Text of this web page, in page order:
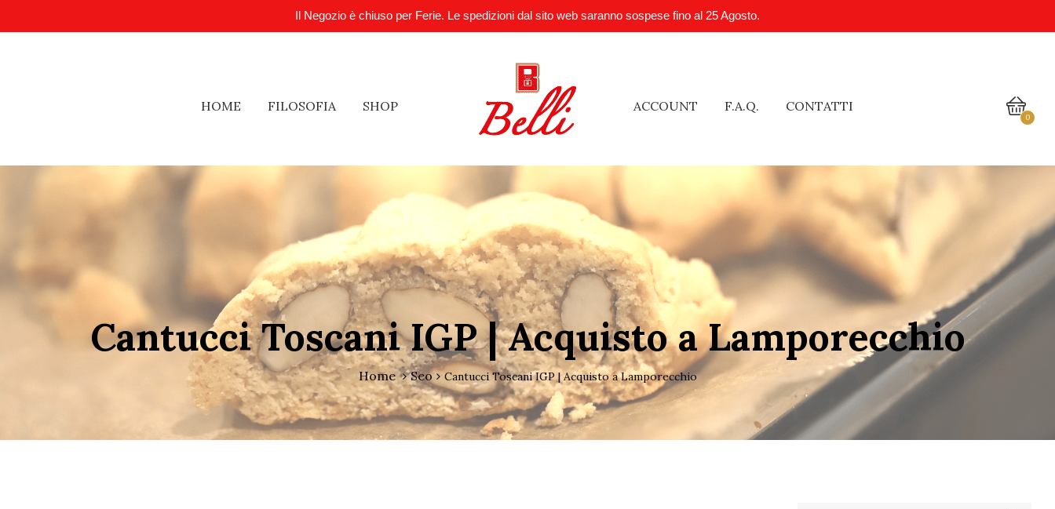
Il Negozio è chiuso per Ferie. Le spedizioni dal sito web saranno sospese fino al 25 Agosto.
HOME FILOSOFIA SHOP ACCOUNT F.A.Q. CONTATTI
0
Cantucci Toscani IGP | Acquisto a Lamporecchio
Home Seo Cantucci Toscani IGP | Acquisto a Lamporecchio